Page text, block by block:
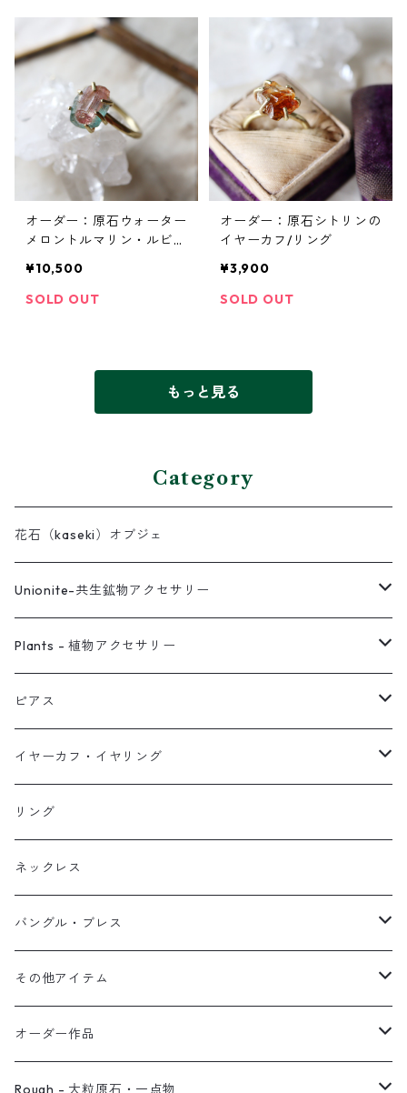
オーダー：原石ウォーター
メロントルマリン・ルビー
¥10,500
SOLD OUT
オーダー：原石シトリンの
イヤーカフ/リング
¥3,900
SOLD OUT
もっと見る
Category
花石（kaseki）オブジェ
Unionite-共生鉱物アクセサリー
ピアス
ネックレス
イヤーカフ
イヤリング
Plants - 植物アクセサリー
ピアス
ネックレス
リング
ブレス
オブジェ
イヤーカフ
ピアス
スタッド・一粒
フック・ぶら下がり
フープ
イヤーカフ・イヤリング
原石イヤーカフ
植物イヤーカフ
ぶら下がりイヤーカフ
2連イヤーカフ
イヤリング対応
ノンホールピアス
リング
ネックレス
バングル・ブレス
ブレスレット
バングル
その他アイテム
ブローチ
ヘアアクセサリー
オーダー作品
リング
Rough - 大粒原石・一点物